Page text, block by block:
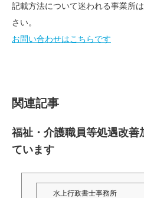
記載方法について迷われる事業所
さい。
お問い合わせはこちらです
関連記事
福祉・介護職員等処遇改善
ています
水上行政書士事務所